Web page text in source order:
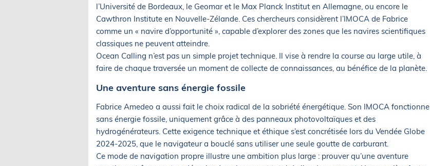
l’Université de Bordeaux, le Geomar et le Max Planck Institut en Allemagne, ou encore le
Cawthron Institute en Nouvelle-Zélande. Ces chercheurs considèrent l’IMOCA de Fabrice
comme un « navire d’opportunité », capable d’explorer des zones que les navires scientifiques
classiques ne peuvent atteindre.
Ocean Calling n’est pas un simple projet technique. Il vise à rendre la course au large utile, à
faire de chaque traversée un moment de collecte de connaissances, au bénéfice de la planète.
Une aventure sans énergie fossile
Fabrice Amedeo a aussi fait le choix radical de la sobriété énergétique. Son IMOCA fonctionne
sans énergie fossile, uniquement grâce à des panneaux photovoltaïques et des
hydrogénérateurs. Cette exigence technique et éthique s’est concrétisée lors du Vendée Globe
2024-2025, que le navigateur a bouclé sans utiliser une seule goutte de carburant.
Ce mode de navigation propre illustre une ambition plus large : prouver qu’une aventure